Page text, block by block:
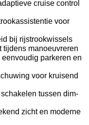
cruise control
voor
bij rijstrookwissels
tijdens manoeuvreren
parkeren en
voor kruisend
tussen dim-
zicht en moderne